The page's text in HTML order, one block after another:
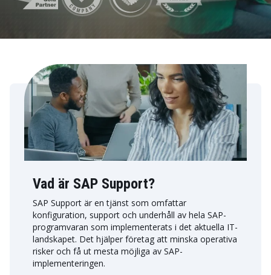
Vad är SAP Support?
SAP Support är en tjänst som omfattar
konfiguration, support och underhåll av hela SAP-
programvaran som implementerats i det aktuella IT-
landskapet. Det hjälper företag att minska operativa
risker och få ut mesta möjliga av SAP-
implementeringen.